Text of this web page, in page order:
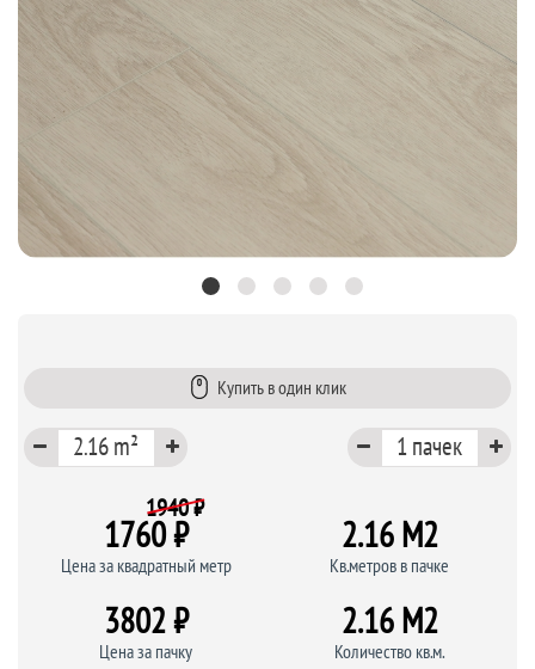
Купить в один клик
1940 ₽
1760 ₽
Цена за квадратный метр
2.16 M2
Кв.метров в пачке
3802 ₽
Цена за пачку
2.16 M2
Количество кв.м.